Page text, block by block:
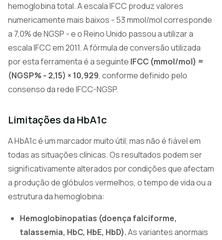
hemoglobina total. A escala IFCC produz valores
numericamente mais baixos - 53 mmol/mol corresponde
a 7,0% de NGSP - e o Reino Unido passou a utilizar a
escala IFCC em 2011. A fórmula de conversão utilizada
por esta ferramenta é a seguinte IFCC (mmol/mol) =
(NGSP% - 2,15) × 10,929, conforme definido pelo
consenso da rede IFCC-NGSP.
Limitações da HbA1c
A HbA1c é um marcador muito útil, mas não é fiável em
todas as situações clínicas. Os resultados podem ser
significativamente alterados por condições que afectam
a produção de glóbulos vermelhos, o tempo de vida ou a
estrutura da hemoglobina:
Hemoglobinopatias (doença falciforme,
talassemia, HbC, HbE, HbD).As variantes anormais